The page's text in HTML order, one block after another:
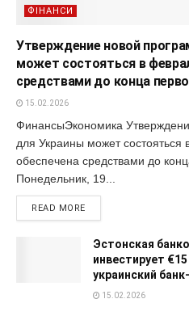
ФІНАНСИ
Утверждение новой
может состояться в
средствами до конца
15.02.2026
ФинансыЭкономика
для Украины может состояться
обеспечена средствами до
Понедельник, 19...
READ MORE
Эстонская
инвестирует
украинский
15.02.2026